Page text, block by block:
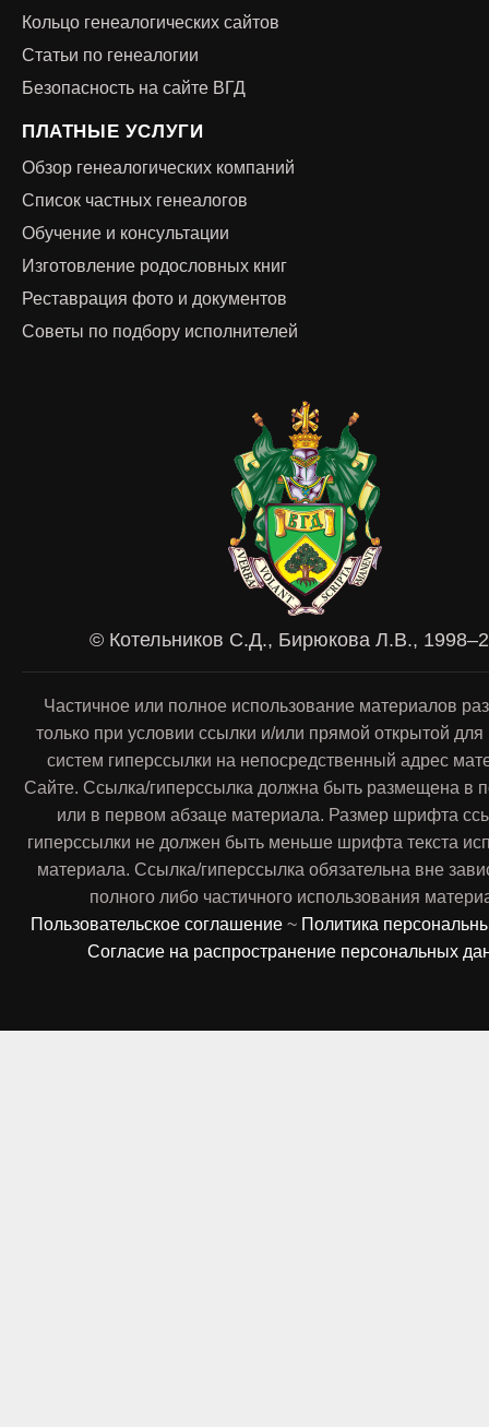
Кольцо генеалогических сайтов
Статьи по генеалогии
Безопасность на сайте ВГД
ПЛАТНЫЕ УСЛУГИ
Обзор генеалогических компаний
Список частных генеалогов
Обучение и консультации
Изготовление родословных книг
Реставрация фото и документов
Советы по подбору исполнителей
© Котельников С.Д., Бирюкова Л.В.,
Частичное или полное использование материалов
только при условии ссылки и/или прямой открытой
систем гиперссылки на непосредственный адрес
Сайте. Ссылка/гиперссылка должна быть размещена в
или в первом абзаце материала. Размер шрифта
гиперссылки не должен быть меньше шрифта текста
материала. Ссылка/гиперссылка обязательна вне
полного либо частичного использования
Пользовательское соглашение ~ Политика
Согласие на распространение персональных